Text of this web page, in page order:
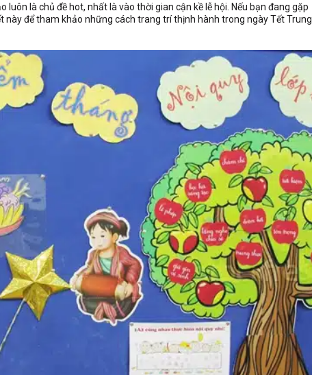
luôn là chủ đề hot, nhất là vào thời gian cận kề lễ hội. Nếu bạn đang gặp
này để tham khảo những cách trang trí thịnh hành trong ngày Tết Trung